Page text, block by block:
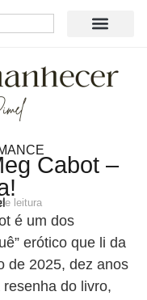
Cabot –
leitura
é um dos
erótico que li da
de 2025, dez anos
do livro,